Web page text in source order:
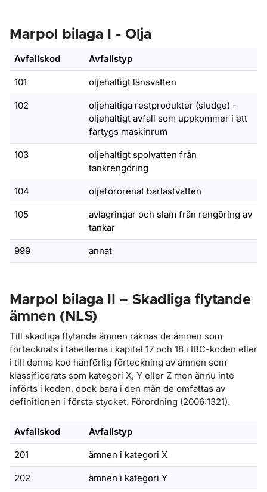
Marpol bilaga I - Olja
Avfallskod Avfallstyp
101 oljehaltigt länsvatten
102
oljehaltiga restprodukter (sludge) -
oljehaltigt avfall som uppkommer i ett
fartygs maskinrum
103
oljehaltigt spolvatten från
tankrengöring
104 oljeförorenat barlastvatten
105
avlagringar och slam från rengöring av
tankar
999 annat
Marpol bilaga II – Skadliga flytande
ämnen (NLS)
Till skadliga flytande ämnen räknas de ämnen som
förtecknats i tabellerna i kapitel 17 och 18 i IBC-koden eller
i till denna kod hänförlig förteckning av ämnen som
klassificerats som kategori X, Y eller Z men ännu inte
införts i koden, dock bara i den mån de omfattas av
definitionen i första stycket. Förordning (2006:1321).
Avfallskod Avfallstyp
201 ämnen i kategori X
202 ämnen i kategori Y